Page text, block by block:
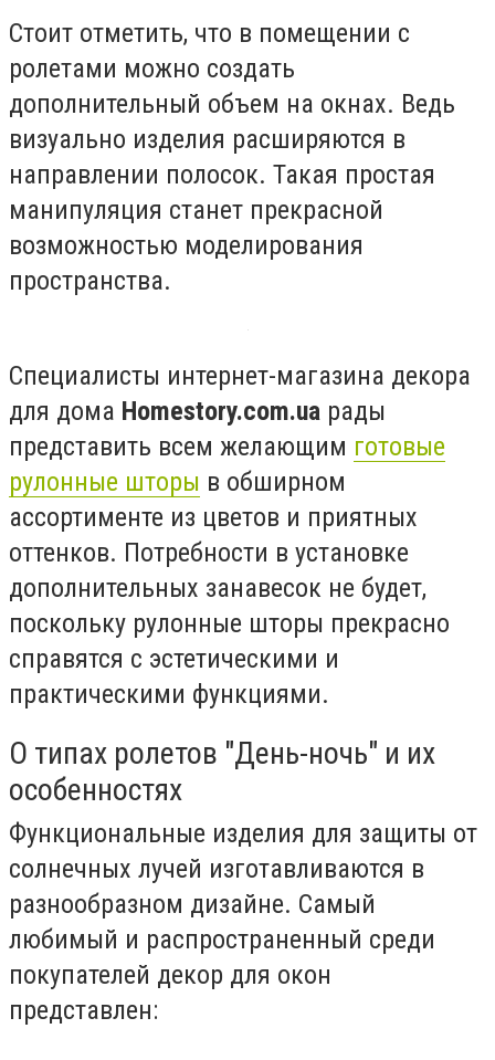
Стоит отметить, что в помещении с
ролетами можно создать
дополнительный объем на окнах. Ведь
визуально изделия расширяются в
направлении полосок. Такая простая
манипуляция станет прекрасной
возможностью моделирования
пространства.
Специалисты интернет-магазина декора
для дома Homestory.com.ua рады
представить всем желающим готовые
рулонные шторы в обширном
ассортименте из цветов и приятных
оттенков. Потребности в установке
дополнительных занавесок не будет,
поскольку рулонные шторы прекрасно
справятся с эстетическими и
практическими функциями.
О типах ролетов "День-ночь" и их
особенностях
Функциональные изделия для защиты от
солнечных лучей изготавливаются в
разнообразном дизайне. Самый
любимый и распространенный среди
покупателей декор для окон
представлен: